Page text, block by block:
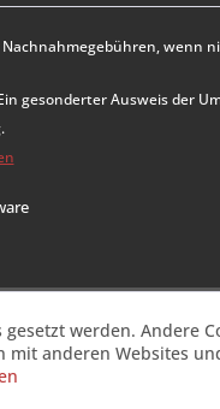
Nachnahmegebühren, wenn
gesonderter Ausweis der
werden. Andere
mit anderen Websites